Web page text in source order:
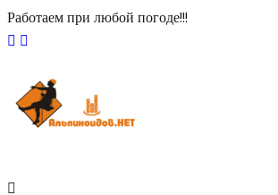
​Работаем при любой погоде!!!